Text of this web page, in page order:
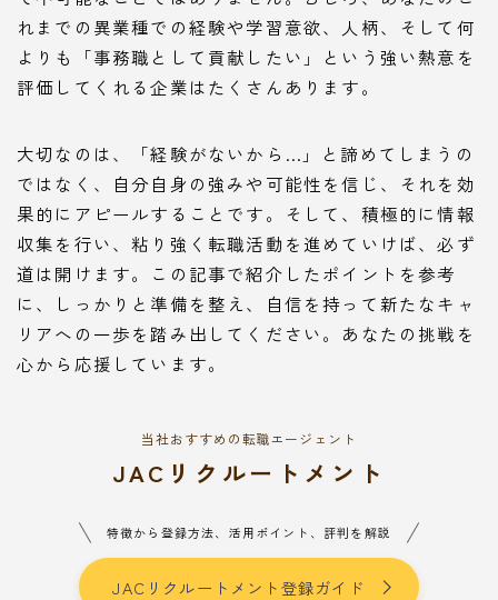
れまでの異業種での経験や学習意欲、人柄、そして何
よりも「事務職として貢献したい」という強い熱意を
評価してくれる企業はたくさんあります。
大切なのは、「経験がないから…」と諦めてしまうの
ではなく、自分自身の強みや可能性を信じ、それを効
果的にアピールすることです。そして、積極的に情報
収集を行い、粘り強く転職活動を進めていけば、必ず
道は開けます。この記事で紹介したポイントを参考
に、しっかりと準備を整え、自信を持って新たなキャ
リアへの一歩を踏み出してください。あなたの挑戦を
心から応援しています。
当社おすすめの転職エージェント
JACリクルートメント
特徴から登録方法、活用ポイント、評判を解説
JACリクルートメント登録ガイド